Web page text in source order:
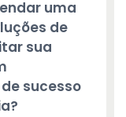
uma
de
sua
sucesso